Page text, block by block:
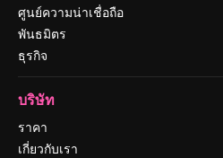
ศูนย์ความน่าเชื่อถือ
พันธมิตร
ธุรกิจ
บริษัท
ราคา
เกี่ยวกับเรา